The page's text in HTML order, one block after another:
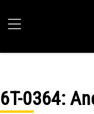
6T-0364: